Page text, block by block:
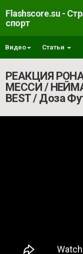
Flashscore.su -
спорт
Видео Статьи
РЕАКЦИЯ
МЕССИ /
BEST / Доза